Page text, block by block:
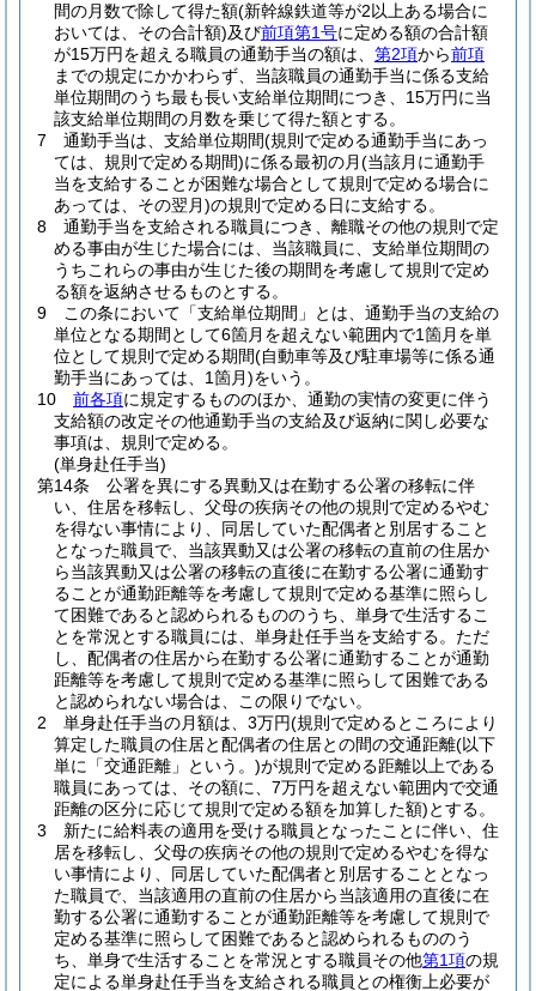
間の月数で除して得た額(新幹線鉄道等が2以上ある場合に
おいては、その合計額)及び前項第1号に定める額の合計額
が15万円を超える職員の通勤手当の額は、 第2項から前項
までの規定にかかわらず、当該職員の通勤手当に係る支給
単位期間のうち最も長い支給単位期間につき、15万円に当
該支給単位期間の月数を乗じて得た額とする。
7
通勤手当は、支給単位期間(規則で定める通勤手当にあっ
ては、規則で定める期間)に係る最初の月(当該月に通勤手
当を支給することが困難な場合として規則で定める場合に
あっては、その翌月)の規則で定める日に支給する。
8
通勤手当を支給される職員につき、離職その他の規則で定
める事由が生じた場合には、当該職員に、支給単位期間の
うちこれらの事由が生じた後の期間を考慮して規則で定め
る額を返納させるものとする。
9
この条において「支給単位期間」とは、通勤手当の支給の
単位となる期間として6箇月を超えない範囲内で1箇月を単
位として規則で定める期間(自動車等及び駐車場等に係る通
勤手当にあっては、1箇月)をいう。
10
前各項に規定するもののほか、通勤の実情の変更に伴う
支給額の改定その他通勤手当の支給及び返納に関し必要な
事項は、規則で定める。
(単身赴任手当)
第14条
公署を異にする異動又は在勤する公署の移転に伴
い、住居を移転し、父母の疾病その他の規則で定めるやむ
を得ない事情により、同居していた配偶者と別居すること
となった職員で、当該異動又は公署の移転の直前の住居か
ら当該異動又は公署の移転の直後に在勤する公署に通勤す
ることが通勤距離等を考慮して規則で定める基準に照らし
て困難であると認められるもののうち、単身で生活するこ
とを常況とする職員には、単身赴任手当を支給する。 ただ
し、配偶者の住居から在勤する公署に通勤することが通勤
距離等を考慮して規則で定める基準に照らして困難である
と認められない場合は、この限りでない。
2
単身赴任手当の月額は、3万円(規則で定めるところにより
算定した職員の住居と配偶者の住居との間の交通距離(以下
単に「交通距離」という。)が規則で定める距離以上である
職員にあっては、その額に、7万円を超えない範囲内で交通
距離の区分に応じて規則で定める額を加算した額)とする。
3
新たに給料表の適用を受ける職員となったことに伴い、住
居を移転し、父母の疾病その他の規則で定めるやむを得な
い事情により、同居していた配偶者と別居することとなっ
た職員で、当該適用の直前の住居から当該適用の直後に在
勤する公署に通勤することが通勤距離等を考慮して規則で
定める基準に照らして困難であると認められるもののう
ち、単身で生活することを常況とする職員その他第1項の規
定による単身赴任手当を支給される職員との権衡上必要が